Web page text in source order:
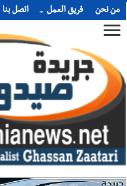
من نحن فريق العمل اتصل بنا